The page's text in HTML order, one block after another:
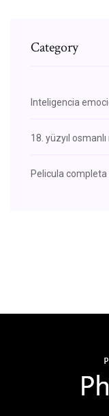
Category
Inteligencia
18. yüzyıl
Pelicula